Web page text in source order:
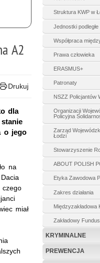
A2
Drukuj
dla
o jego
na
czego
miał
Struktura KWP w
Jednostki podległe
Współpraca
Prawa człowieka
ERASMUS+
Patronaty
NSZZ Policjantów
Organizacji
Policyjna
Zarząd
Łodzi
Stowarzyszenie
ABOUT POLISH
Etyka Zawodowa
Zakres działania
Zakładowy
KRYMINALNE
PREWENCJA